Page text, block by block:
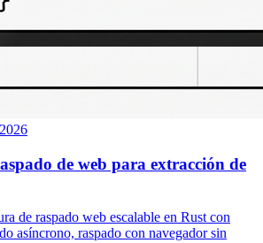
de web para extracción de
de raspado web escalable en Rust con
asíncrono, raspado con navegador sin